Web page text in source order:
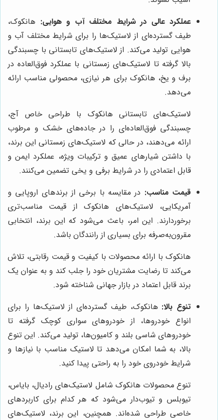
عملکرد عالی در شرایط مختلف آب و هوایی: هانکوک،
طیف گسترده‌ای از لاستیک‌ها را برای شرایط مختلف آب و
هوایی تولید می‌کند. از لاستیک‌های تابستانی با چسبندگی
بالا گرفته تا لاستیک‌های زمستانی با عملکرد فوق‌العاده در
برف و یخ، هانکوک برای هر نیازی، محصولی مناسب ارائه
می‌دهد.
لاستیک‌های تابستانی هانکوک با طراحی خاص آج،
چسبندگی فوق‌العاده‌ای را در جاده‌های خشک و مرطوب
ارائه می‌دهند، در حالی که لاستیک‌های زمستانی این برند،
با داشتن شیارهای عمیق و ترکیبات ویژه، عملکرد ایمن و
قابل اعتمادی را در شرایط برفی و یخی تضمین می‌کنند.
قیمت مناسب: در مقایسه با برخی از برندهای اروپایی و
آمریکایی، لاستیک‌های هانکوک از قیمت مناسب‌تری
برخوردارند. این امر، باعث می‌شود که این برند، انتخابی
مقرون‌به‌صرفه برای بسیاری از رانندگان باشد.
هانکوک با ارائه محصولات با کیفیت و قیمت رقابتی، تلاش
می‌کند تا رضایت مشتریان خود را جلب کند و به عنوان یک
برند قابل اعتماد در بازار جهانی شناخته شود.
تنوع بالا: هانکوک، طیف گسترده‌ای از لاستیک‌ها را برای
انواع خودروها، از خودروهای سواری کوچک گرفته تا
خودروهای شاسی بلند و کامیون‌ها، تولید می‌کند. این تنوع
بالا، به شما امکان می‌دهد تا لاستیک مناسب با نیازها و
شرایط خودروی خود را به راحتی پیدا کنید.
تنوع محصولات هانکوک شامل لاستیک‌های رادیال، بایاس،
تیوبلس و تیوب‌دار می‌شود که هر کدام برای کاربردهای
خاصی طراحی شده‌اند. همچنین، این برند، لاستیک‌های